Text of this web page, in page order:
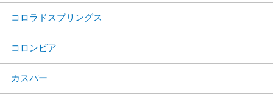
コロラドスプリングス
コロンビア
カスパー